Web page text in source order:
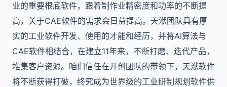
业的重要根底软件，跟着制作业精密度和功率的不断提
高，关于CAE软件的需求会日益提高。天洑团队具有厚
实的工业软件开发、使用的才能和经历，并将AI算法与
CAE软件相结合，在建立11年来，不断打磨、迭代产品，
堆集客户资源。咱们信任在开创团队的带领下，天洑软件
将不断获得打破，终究成为世界级的工业研制规划软件供